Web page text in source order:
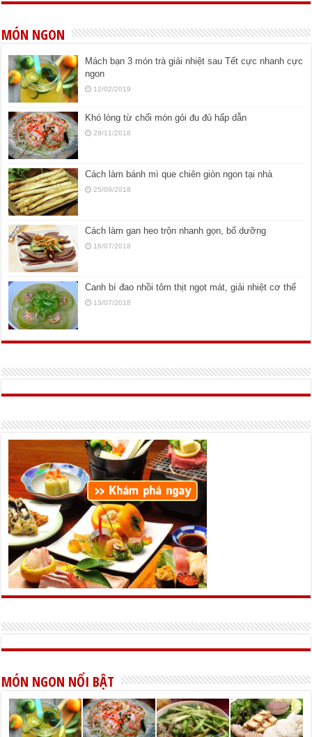
MÓN NGON
Mách bạn 3 món trà giải nhiệt sau Tết cực nhanh cực
ngon
12/02/2019
Khó lòng từ chối món gỏi đu đủ hấp dẫn
28/11/2018
Cách làm bánh mì que chiên giòn ngon tại nhà
25/09/2018
Cách làm gan heo trộn nhanh gọn, bổ dưỡng
16/07/2018
Canh bí đao nhồi tôm thịt ngọt mát, giải nhiệt cơ thể
13/07/2018
MÓN NGON NỔI BẬT